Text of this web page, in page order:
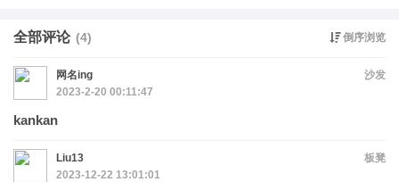
全部评论 (4) 倒序浏览
沙发
网名ing
2023-2-20 00:11:47
kankan
板凳
Liu13
2023-12-22 13:01:01